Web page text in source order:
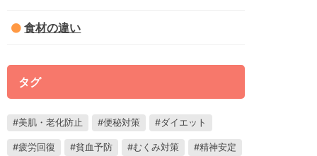
食材の違い
タグ
美肌・老化防止 便秘対策 ダイエット
疲労回復 貧血予防 むくみ対策 精神安定